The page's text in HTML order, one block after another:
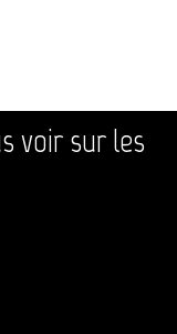
voir sur les